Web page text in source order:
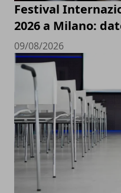
Festival
2026 a Milano:
09/08/2026